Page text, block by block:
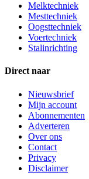
Melktechniek
Mesttechniek
Oogsttechniek
Voertechniek
Stalinrichting
Direct naar
Nieuwsbrief
Mijn account
Abonnementen
Adverteren
Over ons
Contact
Privacy
Disclaimer